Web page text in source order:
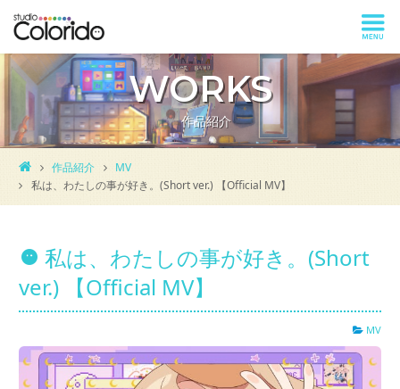
WORKS
作品紹介
作品紹介
MV
私は、わたしの事が好き。(Short ver.) 【Official MV】
私は、わたしの事が好き。(Short
ver.) 【Official MV】
MV